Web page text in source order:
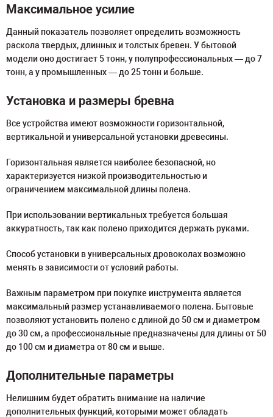
Максимальное усилие
Данный показатель позволяет определить возможность
раскола твердых, длинных и толстых бревен. У бытовой
модели оно достигает 5 тонн, у полупрофессиональных — до 7
тонн, а у промышленных — до 25 тонн и больше.
Установка и размеры бревна
Все устройства имеют возможности горизонтальной,
вертикальной и универсальной установки древесины.
Горизонтальная является наиболее безопасной, но
характеризуется низкой производительностью и
ограничением максимальной длины полена.
При использовании вертикальных требуется большая
аккуратность, так как полено приходится держать руками.
Способ установки в универсальных дровоколах возможно
менять в зависимости от условий работы.
Важным параметром при покупке инструмента является
максимальный размер устанавливаемого полена. Бытовые
позволяют установить полено с длиной до 50 см и диаметром
до 30 см, а профессиональные предназначены для длины от 50
до 100 см и диаметра от 80 см и выше.
Дополнительные параметры
Нелишним будет обратить внимание на наличие
дополнительных функций, которыми может обладать